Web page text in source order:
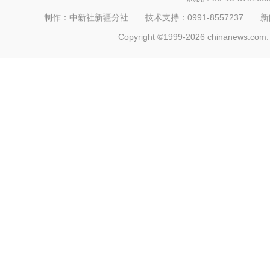
制作：中新社新疆分社 技术支持：0991-8557237
Copyright ©1999-2026